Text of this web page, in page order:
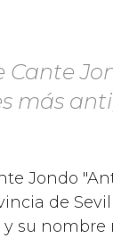
Cante
más
Jondo
de
su